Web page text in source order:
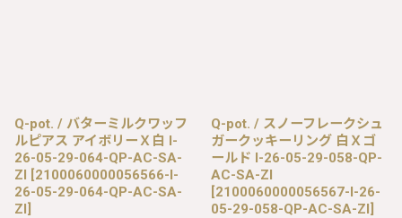
Q-pot. / バターミルクワッフ
ルピアス アイボリーＸ白 I-
26-05-29-064-QP-AC-SA-
ZI [2100060000056566-I-
26-05-29-064-QP-AC-SA-
ZI]
Q-pot. / スノーフレークシュ
ガークッキーリング 白Ｘゴ
ールド I-26-05-29-058-QP-
AC-SA-ZI
[2100060000056567-I-26-
05-29-058-QP-AC-SA-ZI]